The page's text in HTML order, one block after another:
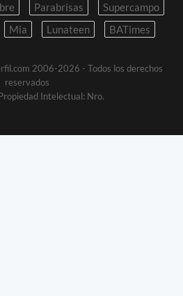
Parabrisas
Supercampo
Mia Lunateen BATimes
2006-2026 - Todos los derechos
reservados
Intelectual: Nro.